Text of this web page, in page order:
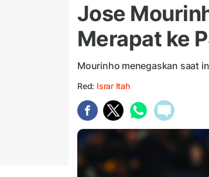
Jose
Merapat ke
Mourinho menegaskan saat
Red: Israr Itah